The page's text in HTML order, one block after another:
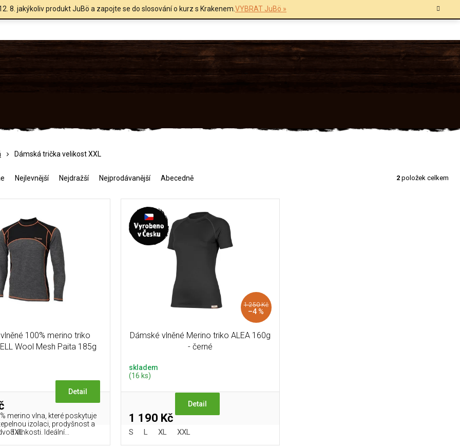
8. jakýkoliv produkt JuBö a zapojte se do slosování o kurz s Krakenem.VYBRAT JuBö »
Dámská trička velikost XXL
Nejlevnější Nejdražší Nejprodávanější Abecedně 2 položek celkem
100% merino triko
Wool Mesh Paita 185g
Detail
merino vlna, které poskytuje
izolaci, prodyšnost a
vlhkosti. Ideální...
3XL
1 250 Kč
–4 %
Dámské vlněné Merino triko ALEA 160g
- černé
skladem
(16 ks)
1 190 Kč
Detail
S L XL XXL